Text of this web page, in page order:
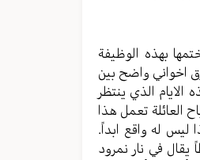
بهذه الوظيفة
اخواني واضح بين
الايام الذي ينتظر
العائلة تعمل هذا
له واقع ابداً.
يقال في نار نمرود